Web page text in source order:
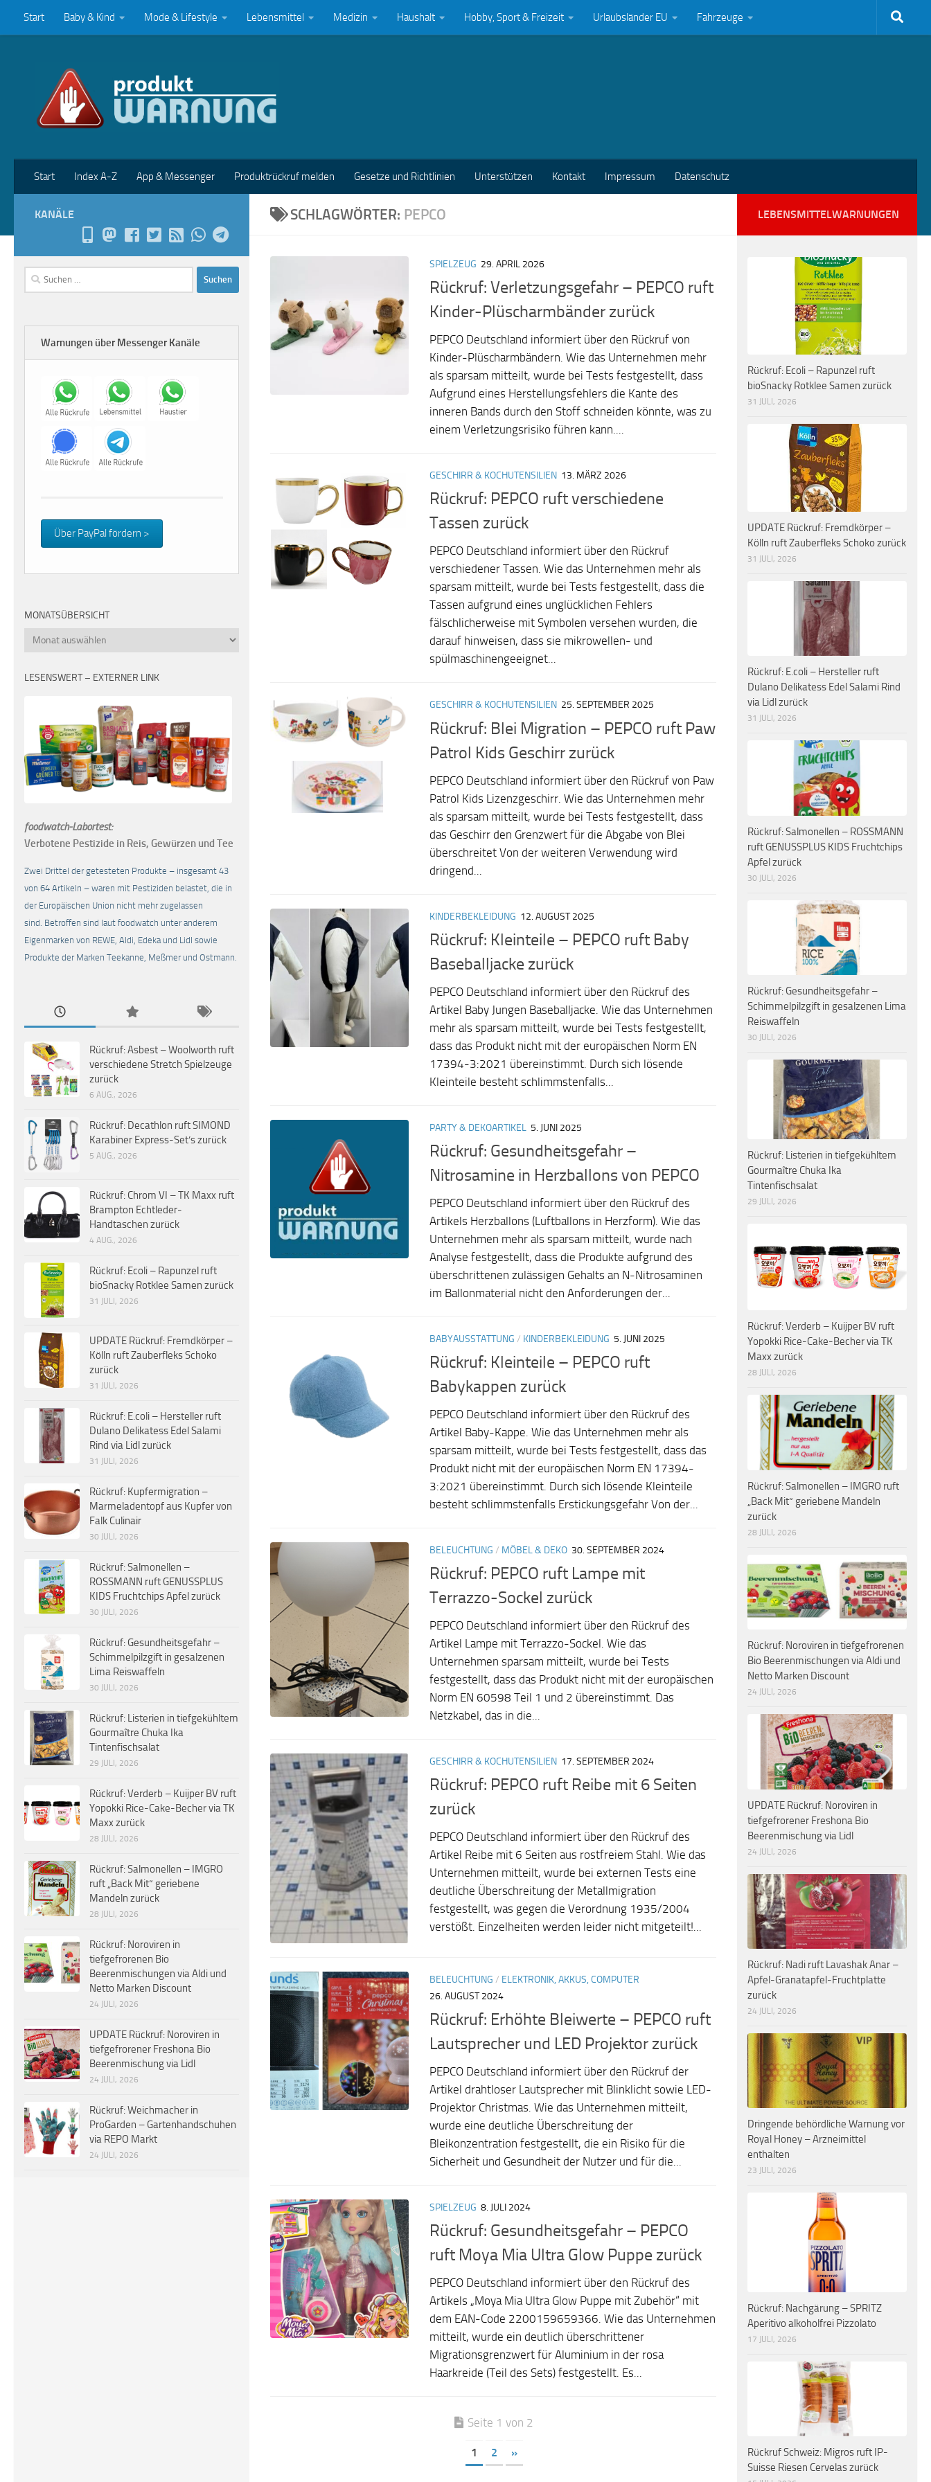
Zum Inhalt springen
Start Baby & Kind Mode & Lifestyle Lebensmittel Medizin Haushalt Hobby, Sport & Freizeit Urlaubsländer EU Fahrzeuge
Start Index A-Z App & Messenger Produktrückruf melden Gesetze und Richtlinien Unterstützen Kontakt Impressum Datenschutz
SCHLAGWÖRTER: PEPCO
SPIELZEUG 29. APRIL 2026
Rückruf: Verletzungsgefahr – PEPCO ruft
Kinder-Plüscharmbänder zurück
PEPCO Deutschland informiert über den Rückruf von
Kinder-Plüscharmbändern. Wie das Unternehmen mehr
als sparsam mitteilt, wurde bei Tests festgestellt, dass
Aufgrund eines Herstellungsfehlers die Kante des
inneren Bands durch den Stoff schneiden könnte, was zu
einem Verletzungsrisiko führen kann....
GESCHIRR & KOCHUTENSILIEN 13. MÄRZ 2026
Rückruf: PEPCO ruft verschiedene
Tassen zurück
PEPCO Deutschland informiert über den Rückruf
verschiedener Tassen. Wie das Unternehmen mehr als
sparsam mitteilt, wurde bei Tests festgestellt, dass die
Tassen aufgrund eines unglücklichen Fehlers
fälschlicherweise mit Symbolen versehen wurden, die
darauf hinweisen, dass sie mikrowellen- und
spülmaschinengeeignet...
GESCHIRR & KOCHUTENSILIEN 25. SEPTEMBER 2025
Rückruf: Blei Migration – PEPCO ruft Paw
Patrol Kids Geschirr zurück
PEPCO Deutschland informiert über den Rückruf von Paw
Patrol Kids Lizenzgeschirr. Wie das Unternehmen mehr
als sparsam mitteilt, wurde bei Tests festgestellt, dass
das Geschirr den Grenzwert für die Abgabe von Blei
überschreitet Von der weiteren Verwendung wird
dringend...
KINDERBEKLEIDUNG 12. AUGUST 2025
Rückruf: Kleinteile – PEPCO ruft Baby
Baseballjacke zurück
PEPCO Deutschland informiert über den Rückruf des
Artikel Baby Jungen Baseballjacke. Wie das Unternehmen
mehr als sparsam mitteilt, wurde bei Tests festgestellt,
dass das Produkt nicht mit der europäischen Norm EN
17394-3:2021 übereinstimmt. Durch sich lösende
Kleinteile besteht schlimmstenfalls...
PARTY & DEKOARTIKEL 5. JUNI 2025
Rückruf: Gesundheitsgefahr –
Nitrosamine in Herzballons von PEPCO
PEPCO Deutschland informiert über den Rückruf des
Artikels Herzballons (Luftballons in Herzform). Wie das
Unternehmen mehr als sparsam mitteilt, wurde nach
Analyse festgestellt, dass die Produkte aufgrund des
überschrittenen zulässigen Gehalts an N-Nitrosaminen
im Ballonmaterial nicht den Anforderungen der...
BABYAUSSTATTUNG / KINDERBEKLEIDUNG 5. JUNI 2025
Rückruf: Kleinteile – PEPCO ruft
Babykappen zurück
PEPCO Deutschland informiert über den Rückruf des
Artikel Baby-Kappe. Wie das Unternehmen mehr als
sparsam mitteilt, wurde bei Tests festgestellt, dass das
Produkt nicht mit der europäischen Norm EN 17394-
3:2021 übereinstimmt. Durch sich lösende Kleinteile
besteht schlimmstenfalls Erstickungsgefahr Von der...
BELEUCHTUNG / MÖBEL & DEKO 30. SEPTEMBER 2024
Rückruf: PEPCO ruft Lampe mit
Terrazzo-Sockel zurück
PEPCO Deutschland informiert über den Rückruf des
Artikel Lampe mit Terrazzo-Sockel. Wie das
Unternehmen sparsam mitteilt, wurde bei Tests
festgestellt, dass das Produkt nicht mit der europäischen
Norm EN 60598 Teil 1 und 2 übereinstimmt. Das
Netzkabel, das in die...
GESCHIRR & KOCHUTENSILIEN 17. SEPTEMBER 2024
Rückruf: PEPCO ruft Reibe mit 6 Seiten
zurück
PEPCO Deutschland informiert über den Rückruf des
Artikel Reibe mit 6 Seiten aus rostfreiem Stahl. Wie das
Unternehmen mitteilt, wurde bei externen Tests eine
deutliche Überschreitung der Metallmigration
festgestellt, was gegen die Verordnung 1935/2004
verstößt. Einzelheiten werden leider nicht mitgeteilt!...
BELEUCHTUNG / ELEKTRONIK, AKKUS, COMPUTER
26. AUGUST 2024
Rückruf: Erhöhte Bleiwerte – PEPCO ruft
Lautsprecher und LED Projektor zurück
PEPCO Deutschland informiert über den Rückruf der
Artikel drahtloser Lautsprecher mit Blinklicht sowie LED-
Projektor Christmas. Wie das Unternehmen mitteilt,
wurde eine deutliche Überschreitung der
Bleikonzentration festgestellt, die ein Risiko für die
Sicherheit und Gesundheit der Nutzer und für die...
SPIELZEUG 8. JULI 2024
Rückruf: Gesundheitsgefahr – PEPCO
ruft Moya Mia Ultra Glow Puppe zurück
PEPCO Deutschland informiert über den Rückruf des
Artikels „Moya Mia Ultra Glow Puppe mit Zubehör“ mit
dem EAN-Code 2200159659366. Wie das Unternehmen
mitteilt, wurde ein deutlich überschrittener
Migrationsgrenzwert für Aluminium in der rosa
Haarkreide (Teil des Sets) festgestellt. Es...
Seite 1 von 2
1 2 »
KANÄLE
Suchen
nach:
Warnungen über Messenger Kanäle
Über PayPal fördern >
MONATSÜBERSICHT
Monatsübersicht
LESENSWERT – EXTERNER LINK
foodwatch-Labortest:
Verbotene Pestizide in Reis, Gewürzen und Tee
Zwei Drittel der getesteten Produkte – insgesamt 43
von 64 Artikeln – waren mit Pestiziden belastet, die in
der Europäischen Union nicht mehr zugelassen
sind. Betroffen sind laut foodwatch unter anderem
Eigenmarken von REWE, Aldi, Edeka und Lidl sowie
Produkte der Marken Teekanne, Meßmer und Ostmann.
Rückruf: Asbest – Woolworth ruft
verschiedene Stretch Spielzeuge
zurück
6 AUG., 2026
Rückruf: Decathlon ruft SIMOND
Karabiner Express-Set’s zurück
5 AUG., 2026
Rückruf: Chrom VI – TK Maxx ruft
Brampton Echtleder-
Handtaschen zurück
4 AUG., 2026
Rückruf: Ecoli – Rapunzel ruft
bioSnacky Rotklee Samen zurück
31 JULI, 2026
UPDATE Rückruf: Fremdkörper –
Kölln ruft Zauberfleks Schoko
zurück
31 JULI, 2026
Rückruf: E.coli – Hersteller ruft
Dulano Delikatess Edel Salami
Rind via Lidl zurück
31 JULI, 2026
Rückruf: Kupfermigration –
Marmeladentopf aus Kupfer von
Falk Culinair
30 JULI, 2026
Rückruf: Salmonellen –
ROSSMANN ruft GENUSSPLUS
KIDS Fruchtchips Apfel zurück
30 JULI, 2026
Rückruf: Gesundheitsgefahr –
Schimmelpilzgift in gesalzenen
Lima Reiswaffeln
30 JULI, 2026
Rückruf: Listerien in tiefgekühltem
Gourmaître Chuka Ika
Tintenfischsalat
29 JULI, 2026
Rückruf: Verderb – Kuijper BV ruft
Yopokki Rice-Cake-Becher via TK
Maxx zurück
28 JULI, 2026
Rückruf: Salmonellen – IMGRO
ruft „Back Mit“ geriebene
Mandeln zurück
28 JULI, 2026
Rückruf: Noroviren in
tiefgefrorenen Bio
Beerenmischungen via Aldi und
Netto Marken Discount
24 JULI, 2026
UPDATE Rückruf: Noroviren in
tiefgefrorener Freshona Bio
Beerenmischung via Lidl
24 JULI, 2026
Rückruf: Weichmacher in
ProGarden – Gartenhandschuhen
via REPO Markt
24 JULI, 2026
LEBENSMITTELWARNUNGEN
Rückruf: Ecoli – Rapunzel ruft
bioSnacky Rotklee Samen zurück
31 JULI, 2026
UPDATE Rückruf: Fremdkörper –
Kölln ruft Zauberfleks Schoko zurück
31 JULI, 2026
Rückruf: E.coli – Hersteller ruft
Dulano Delikatess Edel Salami Rind
via Lidl zurück
31 JULI, 2026
Rückruf: Salmonellen – ROSSMANN
ruft GENUSSPLUS KIDS Fruchtchips
Apfel zurück
30 JULI, 2026
Rückruf: Gesundheitsgefahr –
Schimmelpilzgift in gesalzenen Lima
Reiswaffeln
30 JULI, 2026
Rückruf: Listerien in tiefgekühltem
Gourmaître Chuka Ika
Tintenfischsalat
29 JULI, 2026
Rückruf: Verderb – Kuijper BV ruft
Yopokki Rice-Cake-Becher via TK
Maxx zurück
28 JULI, 2026
Rückruf: Salmonellen – IMGRO ruft
„Back Mit“ geriebene Mandeln
zurück
28 JULI, 2026
Rückruf: Noroviren in tiefgefrorenen
Bio Beerenmischungen via Aldi und
Netto Marken Discount
24 JULI, 2026
UPDATE Rückruf: Noroviren in
tiefgefrorener Freshona Bio
Beerenmischung via Lidl
24 JULI, 2026
Rückruf: Nadi ruft Lavashak Anar –
Apfel-Granatapfel-Fruchtplatte
zurück
24 JULI, 2026
Dringende behördliche Warnung vor
Royal Honey – Arzneimittel
enthalten
23 JULI, 2026
Rückruf: Nachgärung – SPRITZ
Aperitivo alkoholfrei Pizzolato
17 JULI, 2026
Rückruf Schweiz: Migros ruft IP-
Suisse Riesen Cervelas zurück